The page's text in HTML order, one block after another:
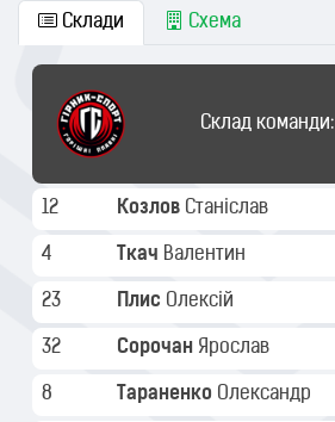
Склади Схема
Склад команди:
12 Козлов Станіслав
4 Ткач Валентин
23 Плис Олексій
32 Сорочан Ярослав
8 Тараненко Олександр